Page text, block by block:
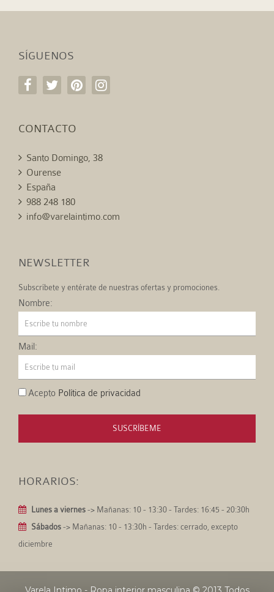
SÍGUENOS
CONTACTO
Santo Domingo, 38
Ourense
España
988 248 180
info@varelaintimo.com
NEWSLETTER
Subscríbete y entérate de nuestras ofertas y promociones.
Nombre:
Mail:
Acepto Política de privacidad
SUSCRÍBEME
HORARIOS:
Lunes a viernes -> Mañanas: 10 - 13:30 - Tardes: 16:45 - 20:30h
Sábados -> Mañanas: 10 - 13:30h - Tardes: cerrado, excepto
diciembre